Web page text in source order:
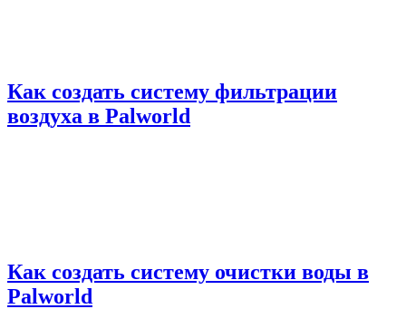
Как создать систему фильтрации
воздуха в Palworld
Как создать систему очистки воды в
Palworld